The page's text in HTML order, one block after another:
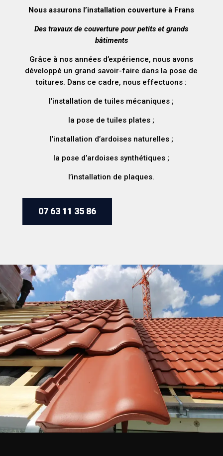
Nous assurons l’installation couverture à Frans
Des travaux de couverture pour petits et grands
bâtiments
Grâce à nos années d’expérience, nous avons
développé un grand savoir-faire dans la pose de
toitures. Dans ce cadre, nous effectuons :
l’installation de tuiles mécaniques ;
la pose de tuiles plates ;
l’installation d’ardoises naturelles ;
la pose d’ardoises synthétiques ;
l’installation de plaques.
07 63 11 35 86